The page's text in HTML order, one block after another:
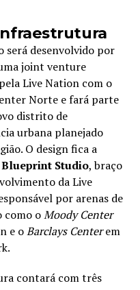
será desenvolvido por
joint venture
Live Nation com o
Norte e fará parte
distrito de
urbana planejado
O design fica a
Blueprint Studio, braço
da Live
por arenas de
como oMoody Center
e oBarclays Centerem
contará com três